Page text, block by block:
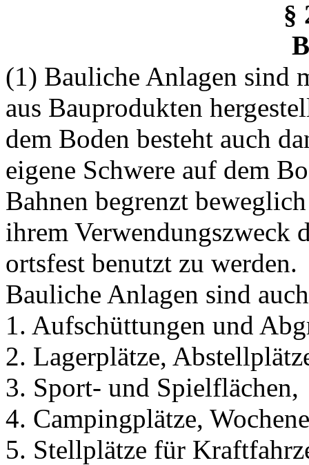
§
(1) Bauliche Anlagen sind
aus Bauprodukten
dem Boden besteht auch
eigene Schwere auf dem
Bahnen begrenzt
ihrem Verwendungszweck
ortsfest benutzt zu werden.
Bauliche Anlagen sind auch
1. Aufschüttungen und
2. Lagerplätze,
3. Sport- und Spielflächen,
4. Campingplätze,
5. Stellplätze für